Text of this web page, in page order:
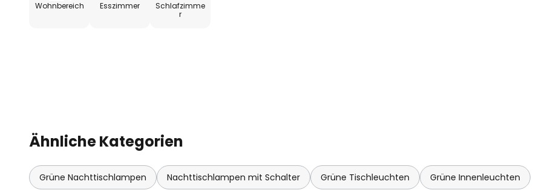
Wohnbereich Esszimmer
Schlafzimme
r
Ähnliche Kategorien
Grüne Nachttischlampen Nachttischlampen mit Schalter Grüne Tischleuchten Grüne Innenleuchten